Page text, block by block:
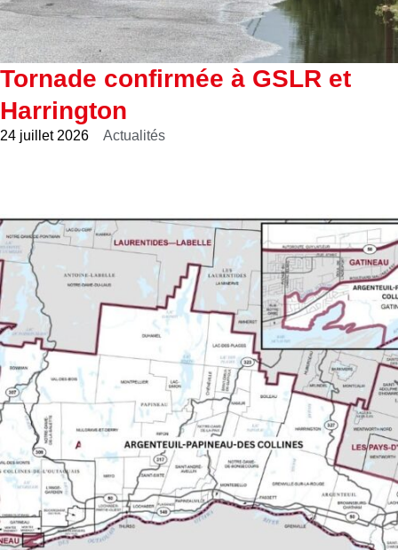
Tornade confirmée à GSLR et
Harrington
24 juillet 2026 Actualités